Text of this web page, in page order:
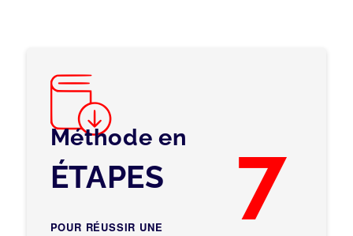
Méthode en 7
ÉTAPES
POUR RÉUSSIR UNE